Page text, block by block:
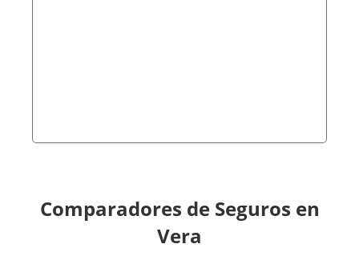
Comparadores de Seguros en
Vera